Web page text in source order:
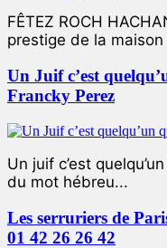
FÊTEZ ROCH
prestige de la
Un Juif c’est
Francky Perez
Un juif c’est
du mot hébreu...
Les serruriers de
01 42 26 26 42